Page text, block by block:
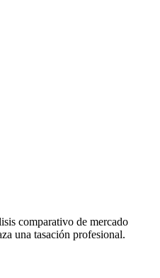
comparativo de mercado
una tasación profesional.